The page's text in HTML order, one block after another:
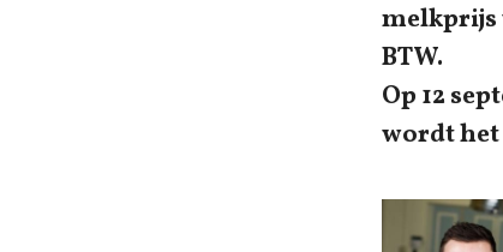
melkprijs
BTW.
Op 12
wordt het